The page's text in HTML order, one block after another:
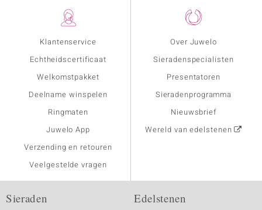
Klantenservice
Echtheidscertificaat
Welkomstpakket
Deelname winspelen
Ringmaten
Juwelo App
Verzending en retouren
Veelgestelde vragen
Over Juwelo
Sieradenspecialisten
Presentatoren
Sieradenprogramma
Nieuwsbrief
Wereld van edelstenen
Sieraden Edelstenen